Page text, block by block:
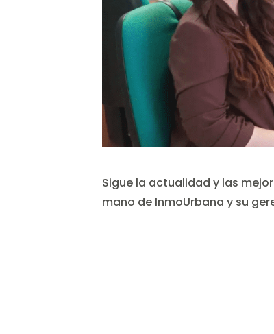
Sigue la actualidad y las
mano de InmoUrbana y su